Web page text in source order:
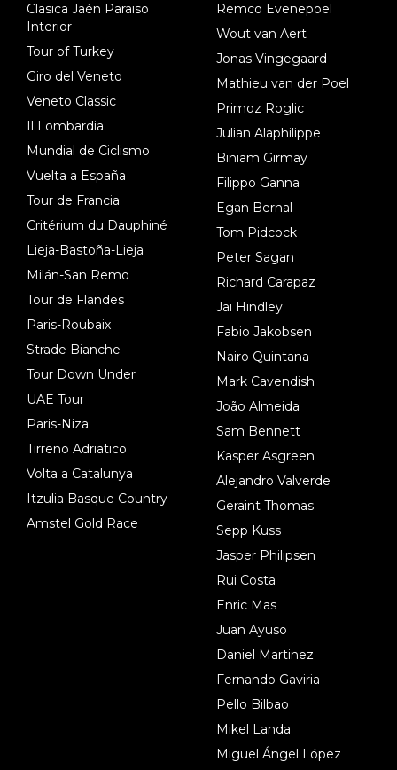
Clasica Jaén Paraiso
Interior
Tour of Turkey
Giro del Veneto
Veneto Classic
Il Lombardia
Mundial de Ciclismo
Vuelta a España
Tour de Francia
Critérium du Dauphiné
Lieja-Bastoña-Lieja
Milán-San Remo
Tour de Flandes
Paris-Roubaix
Strade Bianche
Tour Down Under
UAE Tour
Paris-Niza
Tirreno Adriatico
Volta a Catalunya
Itzulia Basque Country
Amstel Gold Race
Remco Evenepoel
Wout van Aert
Jonas Vingegaard
Mathieu van der Poel
Primoz Roglic
Julian Alaphilippe
Biniam Girmay
Filippo Ganna
Egan Bernal
Tom Pidcock
Peter Sagan
Richard Carapaz
Jai Hindley
Fabio Jakobsen
Nairo Quintana
Mark Cavendish
João Almeida
Sam Bennett
Kasper Asgreen
Alejandro Valverde
Geraint Thomas
Sepp Kuss
Jasper Philipsen
Rui Costa
Enric Mas
Juan Ayuso
Daniel Martinez
Fernando Gaviria
Pello Bilbao
Mikel Landa
Miguel Ángel López